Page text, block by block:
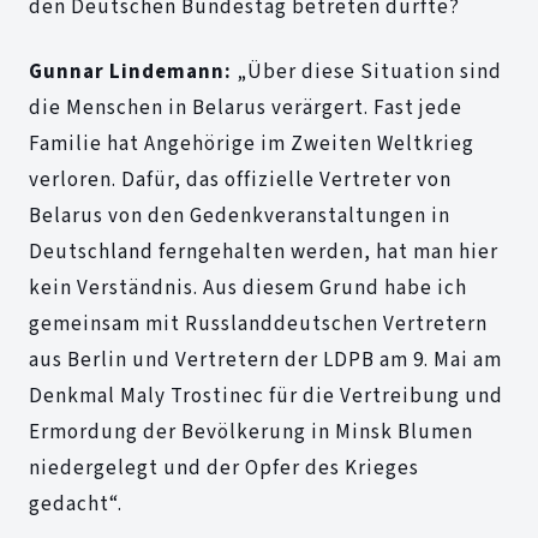
den Deutschen Bundestag betreten durfte?
Gunnar Lindemann: „Über diese Situation sind
die Menschen in Belarus verärgert. Fast jede
Familie hat Angehörige im Zweiten Weltkrieg
verloren. Dafür, das offizielle Vertreter von
Belarus von den Gedenkveranstaltungen in
Deutschland ferngehalten werden, hat man hier
kein Verständnis. Aus diesem Grund habe ich
gemeinsam mit Russlanddeutschen Vertretern
aus Berlin und Vertretern der LDPB am 9. Mai am
Denkmal Maly Trostinec für die Vertreibung und
Ermordung der Bevölkerung in Minsk Blumen
niedergelegt und der Opfer des Krieges
gedacht“.